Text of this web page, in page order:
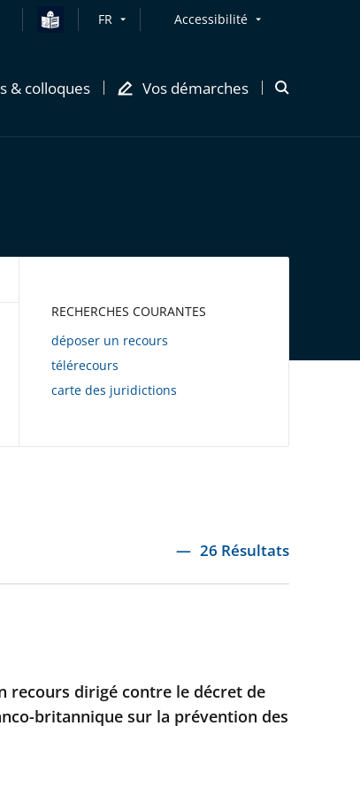
FR Accessibilité
& colloques Vos démarches
Ouvrir
RECHERCHES COURANTES
déposer un recours
télérecours
carte des juridictions
26 Résultats
recours dirigé contre le décret de
britannique sur la prévention des